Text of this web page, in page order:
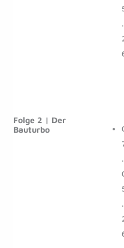
.
Folge 2 | Der
Bauturbo
.
.